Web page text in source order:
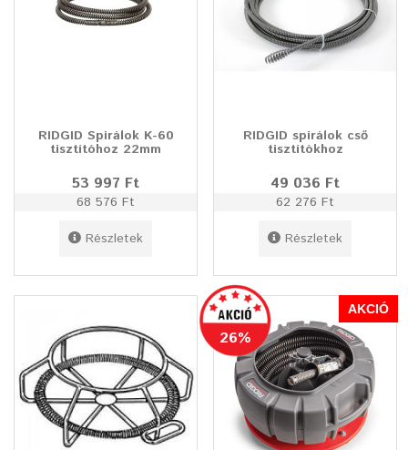
RIDGID Spirálok K-60
tisztítóhoz 22mm
53 997 Ft
68 576 Ft
Részletek
RIDGID spirálok cső
tisztítókhoz
49 036 Ft
62 276 Ft
Részletek
26%
AKCIÓ